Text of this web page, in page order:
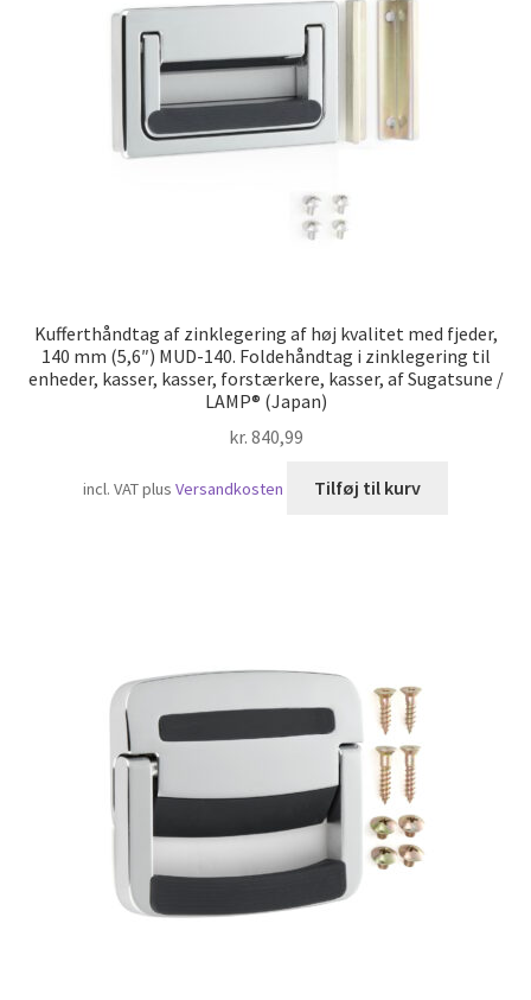
Kufferthåndtag af zinklegering af høj kvalitet med fjeder,
140 mm (5,6″) MUD-140. Foldehåndtag i zinklegering til
enheder, kasser, kasser, forstærkere, kasser, af Sugatsune /
LAMP® (Japan)
kr. 840,99
incl. VATplusVersandkosten Tilføj til kurv